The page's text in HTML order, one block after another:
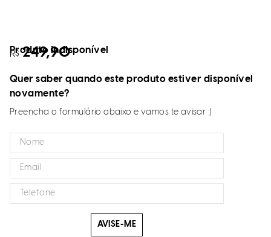
R$ 249,90
Produto indisponível
Quer saber quando este produto estiver disponível
novamente?
Preencha o formulário abaixo e vamos te avisar :)
AVISE-ME